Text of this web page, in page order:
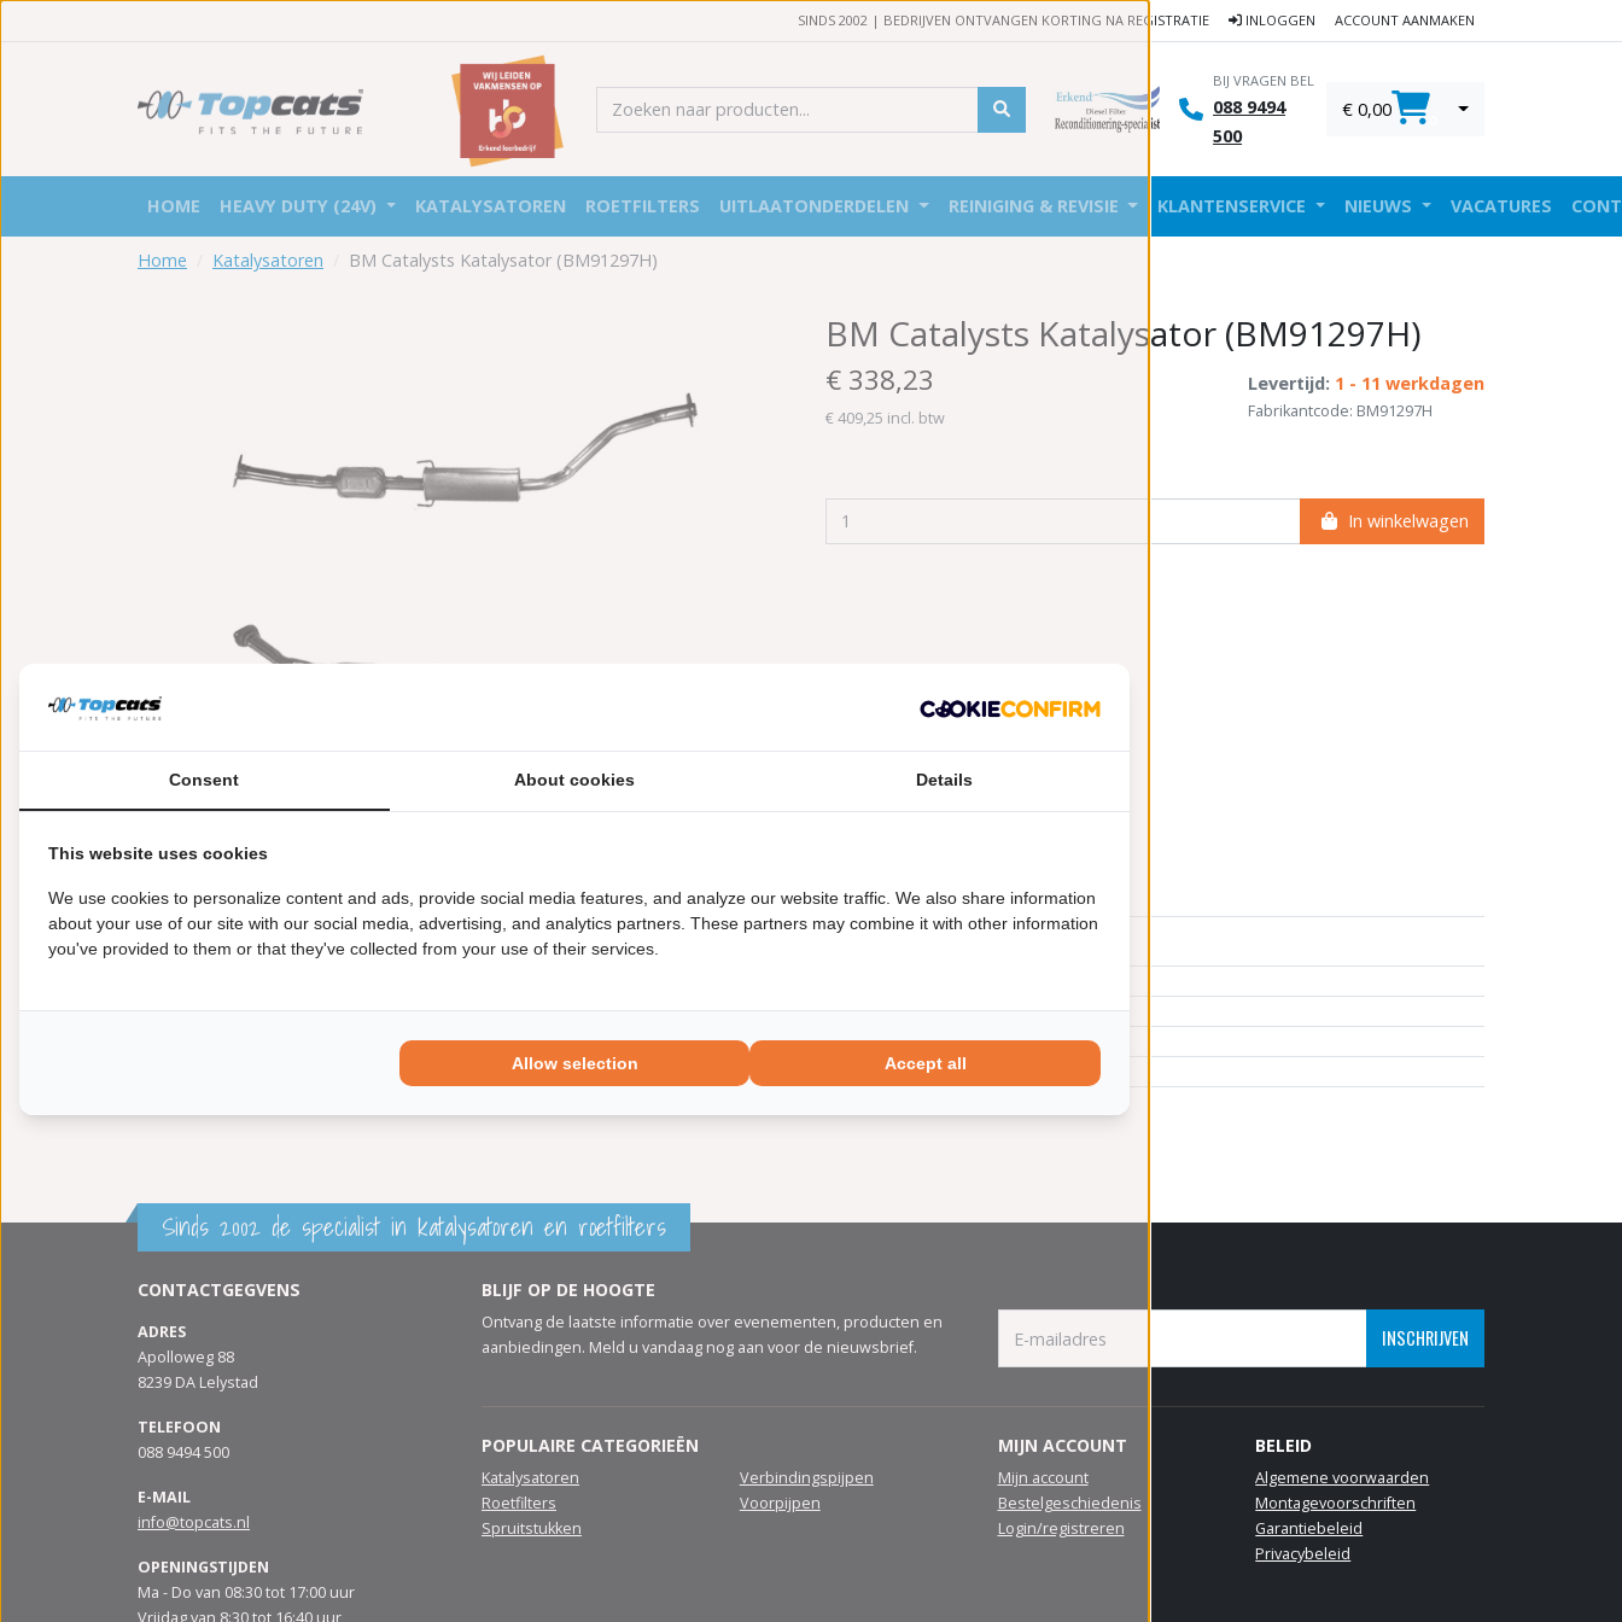
SINDS 2002 | BEDRIJVEN ONTVANGEN KORTING NA REGISTRATIE INLOGGEN ACCOUNT AANMAKEN
BIJ VRAGEN BEL
088 9494
500
€ 0,00
HOME HEAVY DUTY (24V) KATALYSATOREN ROETFILTERS UITLAATONDERDELEN REINIGING & REVISIE KLANTENSERVICE NIEUWS VACATURES
Home Katalysatoren BM Catalysts Katalysator (BM91297H)
BM Catalysts Katalysator (BM91297H)
€ 338,23
€ 409,25 incl. btw
Levertijd: 1 - 11 werkdagen
Fabrikantcode: BM91297H
In winkelwagen
Garantie:2 jaar garantie
Enkel in combinatie met:FK91297
Sinds 2002 de specialist in katalysatoren en roetfilters
CONTACTGEGVENS
ADRES
Apolloweg 88
8239 DA Lelystad
TELEFOON
088 9494 500
E-MAIL
info@topcats.nl
OPENINGSTIJDEN
Ma - Do van 08:30 tot 17:00 uur
BLIJF OP DE HOOGTE
Ontvang de laatste informatie over evenementen, producten en
aanbiedingen. Meld u vandaag nog aan voor de nieuwsbrief.
INSCHRIJVEN
POPULAIRE CATEGORIEËN
Katalysatoren
Roetfilters
Spruitstukken
Verbindingspijpen
Voorpijpen
MIJN ACCOUNT
Mijn account
Bestelgeschiedenis
Login/registreren
BELEID
Algemene voorwaarden
Montagevoorschriften
Garantiebeleid
Privacybeleid
Consent About cookies Details
This website uses cookies
We use cookies to personalize content and ads, provide social media features, and analyze our website traffic. We also share information
about your use of our site with our social media, advertising, and analytics partners. These partners may combine it with other information
you've provided to them or that they've collected from your use of their services.
Allow selection Accept all